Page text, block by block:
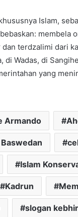
Islam,
membela
terdzalimi dari
di Wadas, di
yang
Armando
Islam
Kadrun
slogan